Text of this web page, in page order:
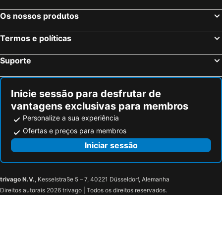
Os nossos produtos
Termos e políticas
Suporte
Inicie sessão para desfrutar de
vantagens exclusivas para membros
Personalize a sua experiência
Ofertas e preços para membros
Iniciar sessão
trivago N.V., Kesselstraße 5 – 7, 40221 Düsseldorf, Alemanha
Direitos autorais 2026 trivago | Todos os direitos reservados.